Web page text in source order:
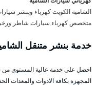
الشامية الكويت كهرباء وبنشر
متخصص كهرباء سيارات شاطر
خدمة بنشر متنقل
احصل على خدمة عالية المستوى من
المجهزة بكافة الادوات والمعدات